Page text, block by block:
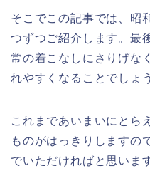
そこでこの記事では、昭
つずつご紹介します。最
常の着こなしにさりげな
れやすくなることでしょ
これまであいまいにとら
ものがはっきりしますの
でいただければと思いま